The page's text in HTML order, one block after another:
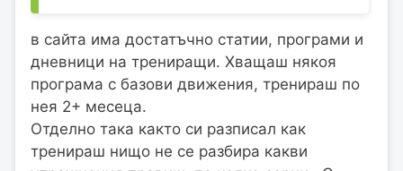
в сайта има достатъчно статии, програми и
дневници на трениращи. Хващаш някоя
програма с базови движения, тренираш по
нея 2+ месеца.
Отделно така както си разписал как
тренираш нищо не се разбира какви